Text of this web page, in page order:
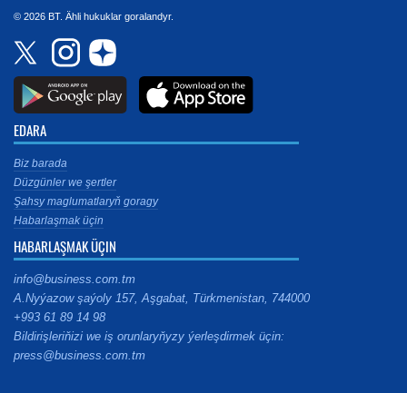
© 2026 BT. Ähli hukuklar goralandyr.
EDARA
Biz barada
Düzgünler we şertler
Şahsy maglumatlaryň goragy
Habarlaşmak üçin
HABARLAŞMAK ÜÇIN
info@business.com.tm
A.Nyýazow şaýoly 157, Aşgabat, Türkmenistan, 744000
+993 61 89 14 98
Bildirişleriňizi we iş orunlaryňyzy ýerleşdirmek üçin:
press@business.com.tm